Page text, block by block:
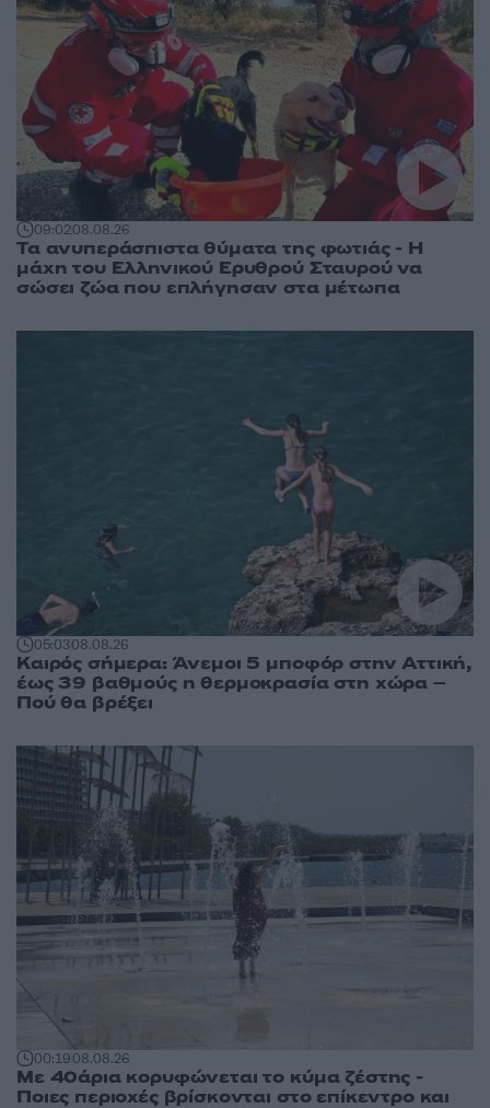
09:0208.08.26
Τα ανυπεράσπιστα θύματα της φωτιάς - Η
μάχη του Ελληνικού Ερυθρού Σταυρού να
σώσει ζώα που επλήγησαν στα μέτωπα
05:0308.08.26
Καιρός σήμερα: Άνεμοι 5 μποφόρ στην Αττική,
έως 39 βαθμούς η θερμοκρασία στη χώρα –
Πού θα βρέξει
00:1908.08.26
Με 40άρια κορυφώνεται το κύμα ζέστης -
Ποιες περιοχές βρίσκονται στο επίκεντρο και